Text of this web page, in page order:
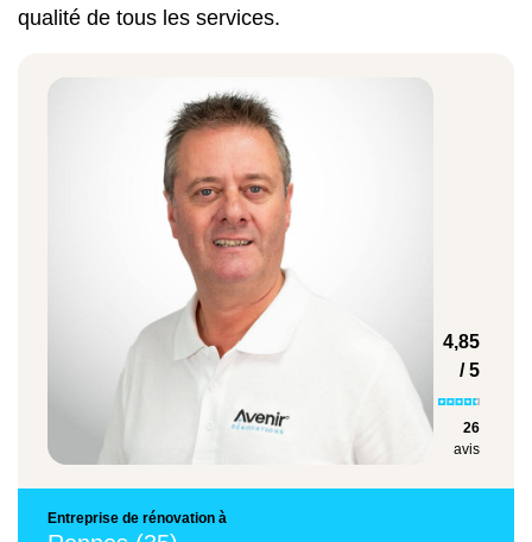
Le prix d’un aménagement de combles est
main-d’œuvre incluse.
Budget à prévoir en fonction du type de
Il y a plusieurs facteurs à prendre en compte
lors du calcul du coût de transformation de
combles. La taille, la surface au sol, l’objectif
final ou encore le type de combles sont
quelques-uns des composants les plus
influents à prendre en compte.
qualité de tous les services.
4,85
/ 5
26
avis
Entreprise de rénovation à